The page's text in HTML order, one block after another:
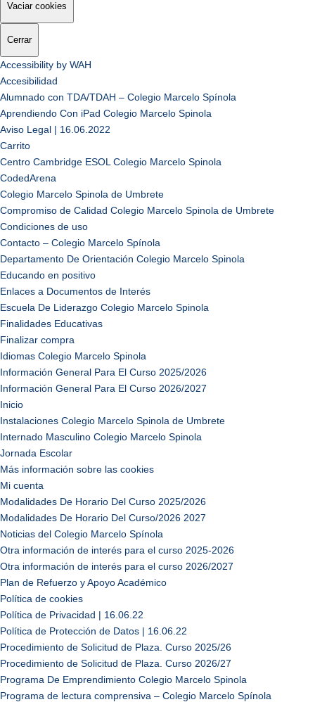
Vaciar cookies
Cerrar
Accessibility by WAH
Accesibilidad
Alumnado con TDA/TDAH – Colegio Marcelo Spínola
Aprendiendo Con iPad Colegio Marcelo Spinola
Aviso Legal | 16.06.2022
Carrito
Centro Cambridge ESOL Colegio Marcelo Spinola
CodedArena
Colegio Marcelo Spinola de Umbrete
Compromiso de Calidad Colegio Marcelo Spinola de Umbrete
Condiciones de uso
Contacto – Colegio Marcelo Spínola
Departamento De Orientación Colegio Marcelo Spinola
Educando en positivo
Enlaces a Documentos de Interés
Escuela De Liderazgo Colegio Marcelo Spinola
Finalidades Educativas
Finalizar compra
Idiomas Colegio Marcelo Spinola
Información General Para El Curso 2025/2026
Información General Para El Curso 2026/2027
Inicio
Instalaciones Colegio Marcelo Spinola de Umbrete
Internado Masculino Colegio Marcelo Spinola
Jornada Escolar
Más información sobre las cookies
Mi cuenta
Modalidades De Horario Del Curso 2025/2026
Modalidades De Horario Del Curso/2026 2027
Noticias del Colegio Marcelo Spínola
Otra información de interés para el curso 2025-2026
Otra información de interés para el curso 2026/2027
Plan de Refuerzo y Apoyo Académico
Política de cookies
Política de Privacidad | 16.06.22
Política de Protección de Datos | 16.06.22
Procedimiento de Solicitud de Plaza. Curso 2025/26
Procedimiento de Solicitud de Plaza. Curso 2026/27
Programa De Emprendimiento Colegio Marcelo Spinola
Programa de lectura comprensiva – Colegio Marcelo Spínola